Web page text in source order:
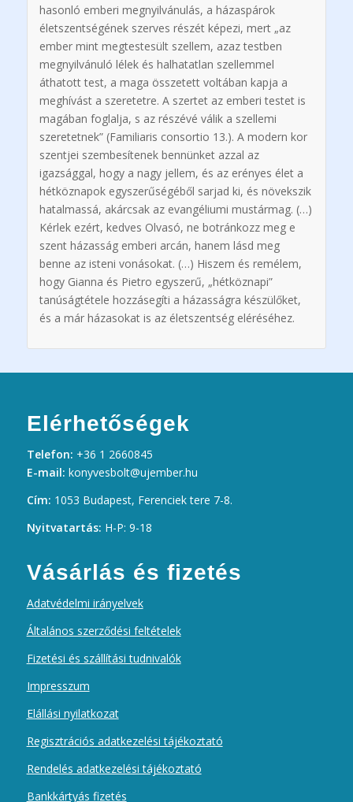
hasonló emberi megnyilvánulás, a házaspárok
életszentségének szerves részét képezi, mert „az
ember mint megtestesült szellem, azaz testben
megnyilvánuló lélek és halhatatlan szellemmel
áthatott test, a maga összetett voltában kapja a
meghívást a szeretetre. A szertet az emberi testet is
magában foglalja, s az részévé válik a szellemi
szeretetnek” (Familiaris consortio 13.). A modern kor
szentjei szembesítenek bennünket azzal az
igazsággal, hogy a nagy jellem, és az erényes élet a
hétköznapok egyszerűségéből sarjad ki, és növekszik
hatalmassá, akárcsak az evangéliumi mustármag. (…)
Kérlek ezért, kedves Olvasó, ne botránkozz meg e
szent házasság emberi arcán, hanem lásd meg
benne az isteni vonásokat. (…) Hiszem és remélem,
hogy Gianna és Pietro egyszerű, „hétköznapi”
tanúságtétele hozzásegíti a házasságra készülőket,
és a már házasokat is az életszentség eléréséhez.
Elérhetőségek
Telefon: +36 1 2660845
E-mail: konyvesbolt@ujember.hu
Cím: 1053 Budapest, Ferenciek tere 7-8.
Nyitvatartás: H-P: 9-18
Vásárlás és fizetés
Adatvédelmi irányelvek
Általános szerződési feltételek
Fizetési és szállítási tudnivalók
Impresszum
Elállási nyilatkozat
Regisztrációs adatkezelési tájékoztató
Rendelés adatkezelési tájékoztató
Bankkártyás fizetés